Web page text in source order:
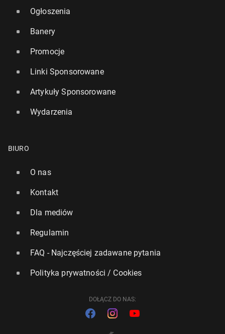
Ogłoszenia
Banery
Promocje
Linki Sponsorowane
Artykuły Sponsorowane
Wydarzenia
BIURO
O nas
Kontakt
Dla mediów
Regulamin
FAQ - Najczęściej zadawane pytania
Polityka prywatności / Cookies
DOŁĄCZ DO NAS: